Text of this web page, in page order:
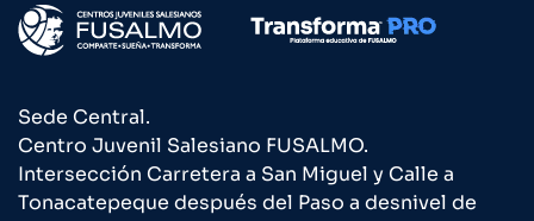
Sede Central.
Centro Juvenil Salesiano FUSALMO.
Intersección Carretera a San Miguel y Calle a
Tonacatepeque después del Paso a desnivel de